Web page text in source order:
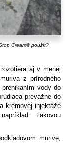
Cream® použít?
aj v menej
z prírodného
vody do
prevažne do
krémovej injektáže
tlakovou
murive,